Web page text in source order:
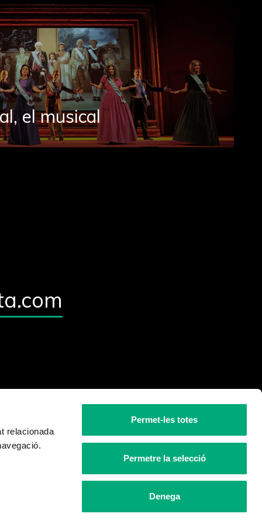
relacionada
Permet-les totes
Permetre la selecció
Denega
el musical